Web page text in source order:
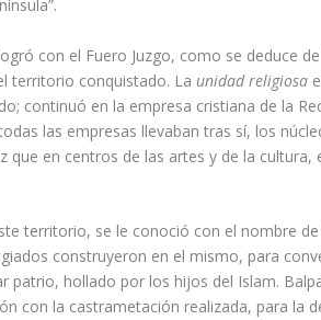
con el Fuero Juzgo, como se deduce
territorio conquistado. La unidad religiosa
continuó en la empresa cristiana de la
las empresas llevaban tras sí, los
que en centros de las artes y de la
territorio, se le conoció con el nombre de
construyeron en el mismo, para
patrio, hollado por los hijos del Islam.
con la castrametación realizada, para la